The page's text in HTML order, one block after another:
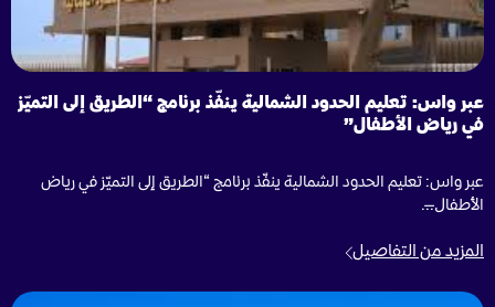
عبر واس: تعليم الحدود الشمالية ينفّذ برنامج “الطريق إلى التميّز
في رياض الأطفال”
عبر واس: تعليم الحدود الشمالية ينفّذ برنامج “الطريق إلى التميّز في رياض
الأطفال̶...
المزيد من التفاصيل